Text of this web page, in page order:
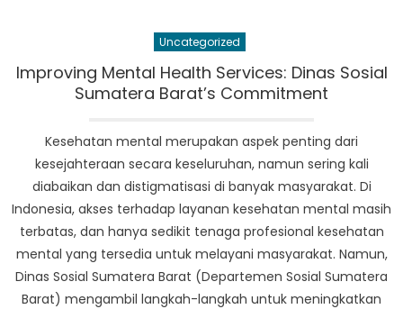
Lebih
Prov
Sumbar
Uncategorized
Improving Mental Health Services: Dinas Sosial
Sumatera Barat’s Commitment
Kesehatan mental merupakan aspek penting dari
kesejahteraan secara keseluruhan, namun sering kali
diabaikan dan distigmatisasi di banyak masyarakat. Di
Indonesia, akses terhadap layanan kesehatan mental masih
terbatas, dan hanya sedikit tenaga profesional kesehatan
mental yang tersedia untuk melayani masyarakat. Namun,
Dinas Sosial Sumatera Barat (Departemen Sosial Sumatera
Barat) mengambil langkah-langkah untuk meningkatkan